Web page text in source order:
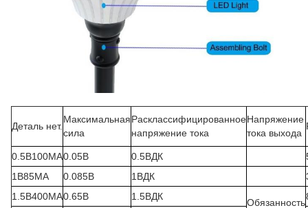
Деталь нет.
Максимальная
сила
Расклассифицированное
напряжение тока
Напряжение
тока выхода
0.5В100МА0.05В 0.5ВДК
1В85МА
0.085В 1ВДК
1.5В400МА0.65В 1.5ВДК
Обязанность